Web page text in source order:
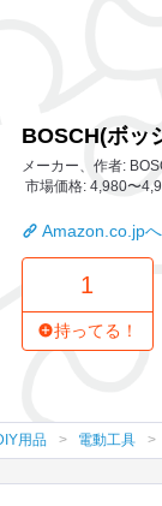
BOSCH(ボッ
メーカー、作者:
市場価格: 4,980〜
Amazon.co.jpへ
1
持ってる！
用品 電動工具